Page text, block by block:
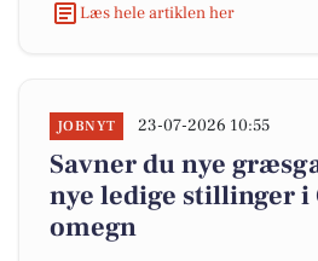
Læs hele artiklen her
JOBNYT 23-07-2026 10:55
Savner du nye
nye ledige stillinger i
omegn